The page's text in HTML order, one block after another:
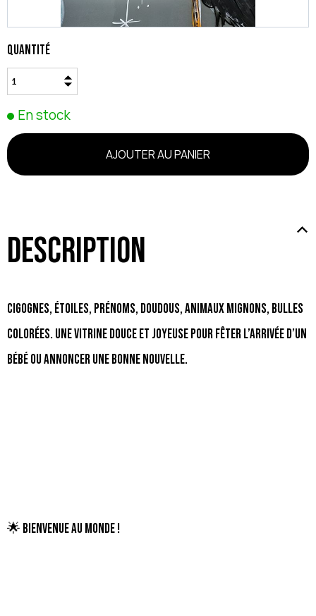
Quantité
En stock
Description
Cigognes, étoiles, prénoms, doudous, animaux mignons, bulles
colorées. Une vitrine douce et joyeuse pour fêter l’arrivée d’un
bébé ou annoncer une bonne nouvelle.
🌟 Bienvenue au monde !